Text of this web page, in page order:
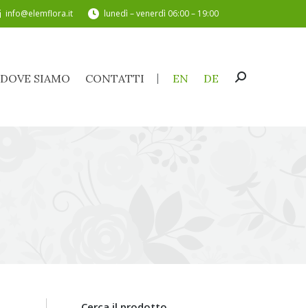
info@elemflora.it lunedì – venerdì 06:00 – 19:00
DOVE SIAMO CONTATTI EN DE Cerca:
DOVE SIAMO CONTATTI EN DE